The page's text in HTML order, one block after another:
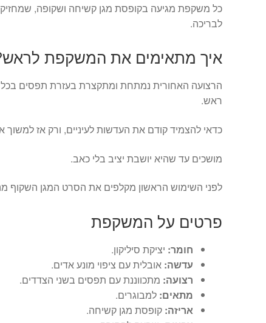
כל משקפת מגיעה בקופסת מגן קשיחה ושקופה,
לבריכה.
איך מתאימים את המשקפת
הרצועה האחורית נמתחת ומתקצרת בעזרת תפסים
ראש.
כדאי להצמיד קודם את העדשות לעיניים, ורק אז
מושכים עד שהיא יושבת יציב בלי כאב.
לפני השימוש הראשון מקלפים את הסרט המגן השקוף
פרטים על המשקפת
חומר: יציקת סיליקון.
עדשה: אובלית עם ציפוי מונע אדים.
רצועה: מתכווננת עם תפסים בשני הצדדים.
מתאים: למבוגרים.
אריזה: קופסת מגן קשיחה.